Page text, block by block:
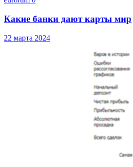
Какие банки дают карты мир
22 марта 2024